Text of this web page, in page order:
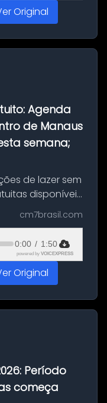
Original
Agenda
de Manaus
semana;
de lazer sem
disponíveis
quinta-feira
exposição
cm7brasil.com
0:00 / 1:50
powered by VOICEXPRESS
Original
Período
começa